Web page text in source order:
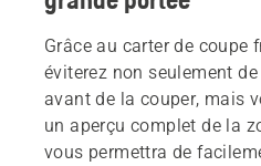
Grâce au carter de coupe
éviterez non seulement
avant de la couper, mais
un aperçu complet de la
vous permettra de